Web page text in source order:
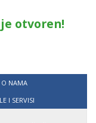
otvoren!
O NAMA
I SERVISI